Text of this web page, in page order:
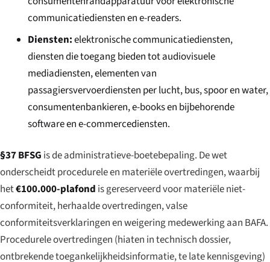
communicatiediensten en e-readers.
Diensten:elektronische communicatiediensten,
diensten die toegang bieden tot audiovisuele
mediadiensten, elementen van
passagiersvervoerdiensten per lucht, bus, spoor en water,
consumentenbankieren, e-books en bijbehorende
software en e-commercediensten.
§37 BFSG is de administratieve-boetebepaling. De wet
onderscheidt procedurele en materiële overtredingen, waarbij
het€100.000-plafond is gereserveerd voor materiële niet-
conformiteit, herhaalde overtredingen, valse
conformiteitsverklaringen en weigering medewerking aan BAFA.
Procedurele overtredingen (hiaten in technisch dossier,
ontbrekende toegankelijkheidsinformatie, te late kennisgeving)